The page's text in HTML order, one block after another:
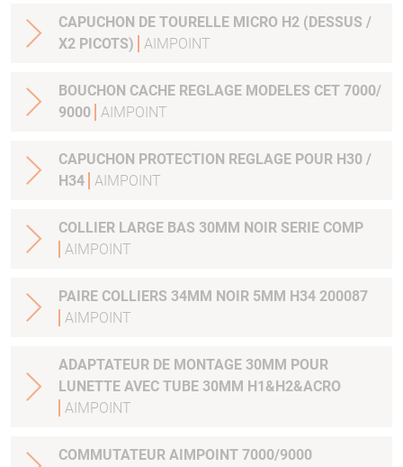
CAPUCHON DE TOURELLE MICRO H2 (DESSUS /
X2 PICOTS)
AIMPOINT
BOUCHON CACHE REGLAGE MODELES CET 7000/
9000 AIMPOINT
CAPUCHON PROTECTION REGLAGE POUR H30 /
H34 AIMPOINT
COLLIER LARGE BAS 30MM NOIR SERIE COMP
AIMPOINT
PAIRE COLLIERS 34MM NOIR 5MM H34 200087
AIMPOINT
ADAPTATEUR DE MONTAGE 30MM POUR
LUNETTE AVEC TUBE 30MM H1&H2&ACRO
AIMPOINT
COMMUTATEUR AIMPOINT 7000/9000